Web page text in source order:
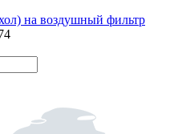
на воздушный фильтр